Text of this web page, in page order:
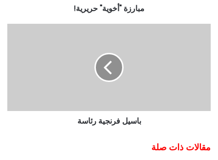
مبارزة "أخوية" حريرية!
باسيل فرنجية رئاسة
مقالات ذات صلة